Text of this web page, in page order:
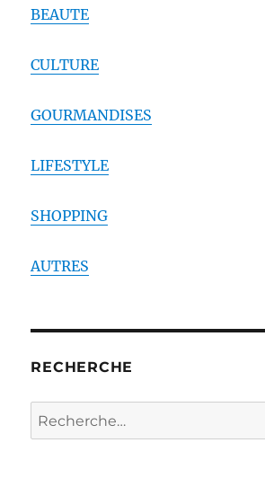
BEAUTE
CULTURE
GOURMANDISES
LIFESTYLE
SHOPPING
AUTRES
RECHERCHE
Recherche
pour :